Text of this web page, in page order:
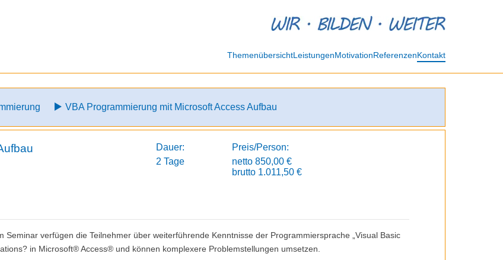
ThemenübersichtLeistungenMotivationReferenzenKontakt
VBA Programmierung mit Microsoft Access Aufbau
Dauer:
2 Tage
Preis/Person:
netto 850,00 €
brutto 1.011,50 €
Seminar verfügen die Teilnehmer über weiterführende Kenntnisse der Programmiersprache „Visual Basic
in Microsoft® Access® und können komplexere Problemstellungen umsetzen.